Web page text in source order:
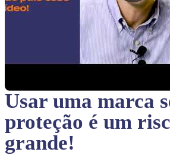
Usar uma marca
proteção é um
grande!